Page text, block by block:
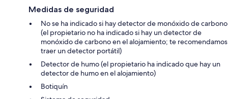
Medidas de seguridad
No se ha indicado si hay detector de monóxido de carbono
(el propietario no ha indicado si hay un detector de
monóxido de carbono en el alojamiento; te recomendamos
traer un detector portátil)
Detector de humo (el propietario ha indicado que hay un
detector de humo en el alojamiento)
Botiquín